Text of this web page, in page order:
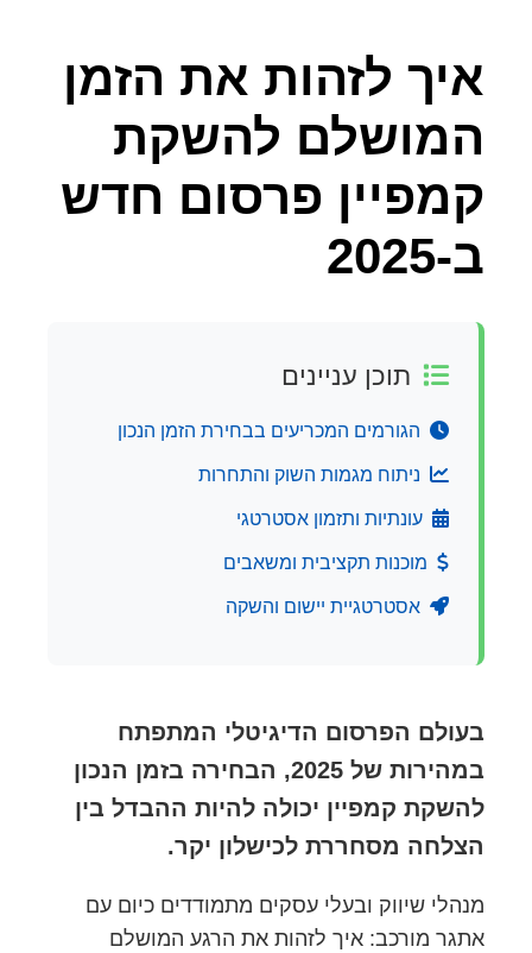
איך לזהות את הזמן
המושלם להשקת
קמפיין פרסום חדש
ב-2025
תוכן עניינים
הגורמים המכריעים בבחירת הזמן הנכון
ניתוח מגמות השוק והתחרות
עונתיות ותזמון אסטרטגי
מוכנות תקציבית ומשאבים
אסטרטגיית יישום והשקה
בעולם הפרסום הדיגיטלי המתפתח
במהירות של 2025, הבחירה בזמן הנכון
להשקת קמפיין יכולה להיות ההבדל בין
הצלחה מסחררת לכישלון יקר.
מנהלי שיווק ובעלי עסקים מתמודדים כיום עם
אתגר מורכב: איך לזהות את הרגע המושלם